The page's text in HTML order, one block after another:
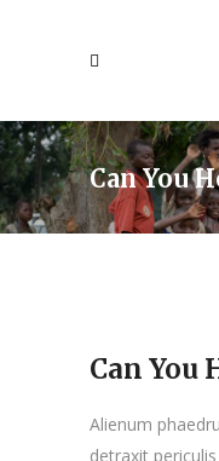
Can You
Can You
Alienum
detraxit